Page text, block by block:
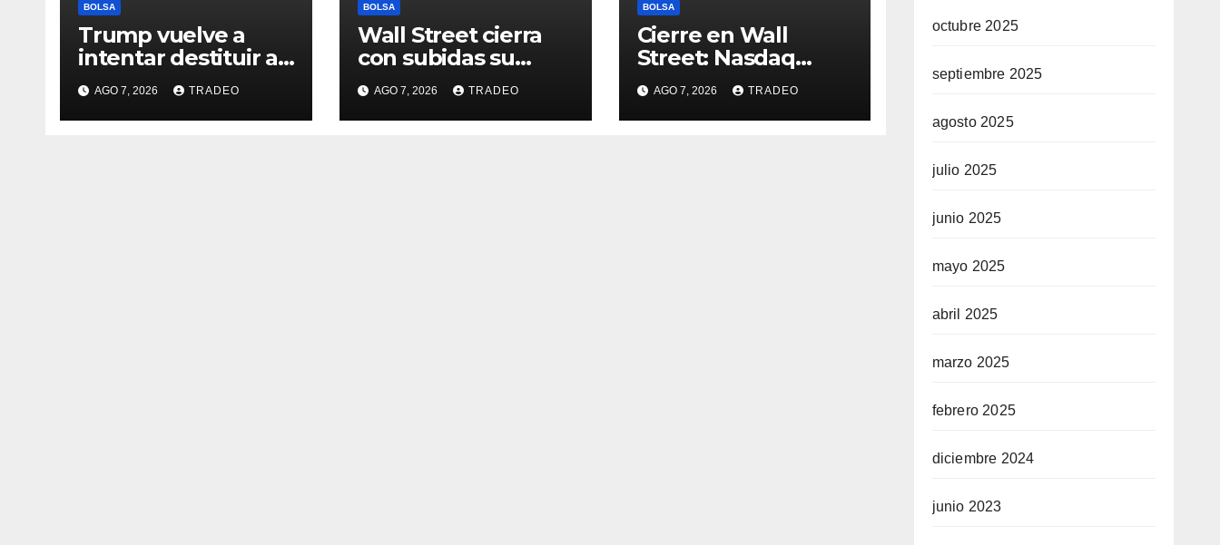
BOLSA
Trump vuelve a
intentar destituir a
Lisa Cook con
acusaciones de
fraude hipotecario
AGO 7, 2026 TRADEO
BOLSA
Wall Street cierra
con subidas su
semana más alcista
desde abril
AGO 7, 2026 TRADEO
BOLSA
Cierre en Wall
Street: Nasdaq
(+0,28%), S&P 500
(+0,62%) y Nasdaq
(+1,30%)
AGO 7, 2026 TRADEO
octubre 2025
septiembre 2025
agosto 2025
julio 2025
junio 2025
mayo 2025
abril 2025
marzo 2025
febrero 2025
diciembre 2024
junio 2023